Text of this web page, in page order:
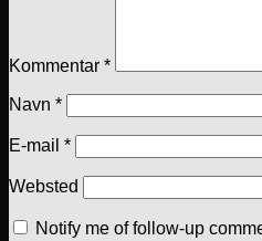
Kommentar *
Navn *
E-mail *
Websted
Notify me of follow-up